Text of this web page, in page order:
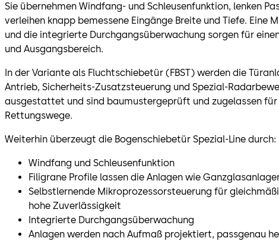
Sie übernehmen Windfang- und Schleusenfunktion, lenken
verleihen knapp bemessene Eingänge Breite und Tiefe. Eine
und die integrierte Durchgangsüberwachung sorgen für
und Ausgangsbereich.
In der Variante als Fluchtschiebetür (FBST) werden die
Antrieb, Sicherheits-Zusatzsteuerung und Spezial-
ausgestattet und sind baumustergeprüft und zugelassen für
Rettungswege.
Weiterhin überzeugt die Bogenschiebetür Spezial-Line durch:
Windfang und Schleusenfunktion
Filigrane Profile lassen die Anlagen wie
Selbstlernende Mikroprozessorsteuerung für
hohe Zuverlässigkeit
Integrierte Durchgangsüberwachung
Anlagen werden nach Aufmaß projektiert, passgenau